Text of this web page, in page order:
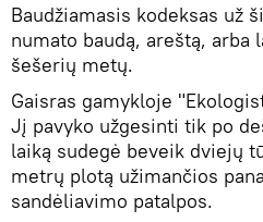
Baudžiamasis kodeksas už
numato baudą, areštą, arba
šešerių metų.
Gaisras gamykloje
Jį pavyko užgesinti tik po
laiką sudegė beveik dviejų
metrų plotą užimančios
sandėliavimo patalpos.